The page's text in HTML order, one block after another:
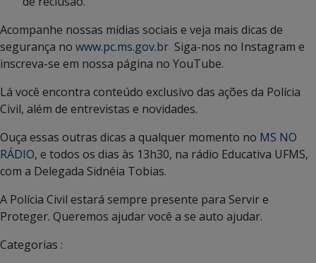
Acompanhe nossas mídias sociais e veja mais dicas de
segurança no www.pc.ms.gov.br Siga-nos no Instagram e
inscreva-se em nossa página no YouTube.
Lá você encontra conteúdo exclusivo das ações da Polícia
Civil, além de entrevistas e novidades.
Ouça essas outras dicas a qualquer momento no MS NO
RÁDIO, e todos os dias às 13h30, na rádio Educativa UFMS,
com a Delegada Sidnéia Tobias.
A Polícia Civil estará sempre presente para Servir e
Proteger. Queremos ajudar você a se auto ajudar.
Categorias :